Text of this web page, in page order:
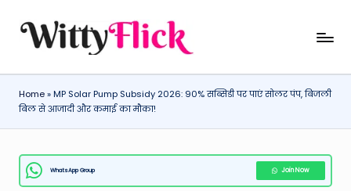
W
it
ty
Fl
ic
k:
WittyFlick:
Tech
News
Around
Home»MP Solar Pump Subsidy 2026: 90% सब्सिडी पर पाएं सोलर पंप, बिजली
बिल से आजादी और कमाई का मौका!
WhatsApp Group Join Now